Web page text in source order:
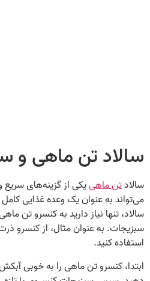
سالاد تن ماهی و
سالادتن ماهییکی از گزینه‌های
می‌تواند به عنوان یک وعده غذایی
سالاد، تنها نیاز دارید به کنسرو تن
سبزیجات. به عنوان مثال، از کنسرو
استفاده کنید.
ابتدا، کنسرو تن ماهی را به خوبی